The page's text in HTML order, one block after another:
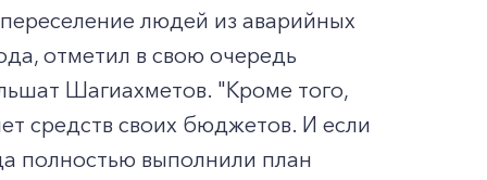
людей из аварийных
отметил в свою очередь
Шагиахметов. "Кроме того,
средств своих бюджетов. И если
полностью выполнили план